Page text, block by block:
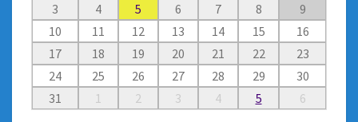
3
4 5 6 7 8
9
10
11 12 13 14 15
16
17
18 19 20 21 22
23
24
25 26 27 28 29
30
31
1 2 3 4 5 6